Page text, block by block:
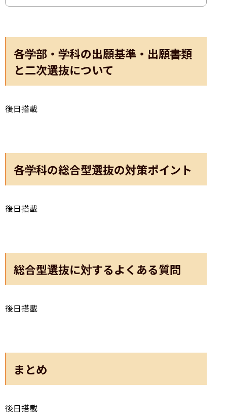
各学部・学科の出願基準・出願書類
と二次選抜について
後日搭載
各学科の総合型選抜の対策ポイント
後日搭載
総合型選抜に対するよくある質問
後日搭載
まとめ
後日搭載